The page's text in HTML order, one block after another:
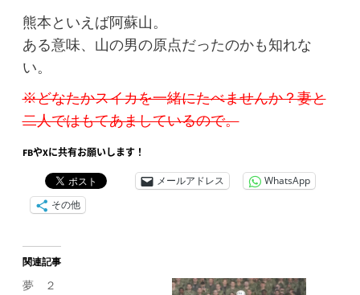
熊本といえば阿蘇山。
ある意味、山の男の原点だったのかも知れな
い。
※どなたかスイカを一緒にたべませんか？妻と
二人ではもてあましているので。
FBやXに共有お願いします！
メールアドレス
WhatsApp
その他
関連記事
夢 ２